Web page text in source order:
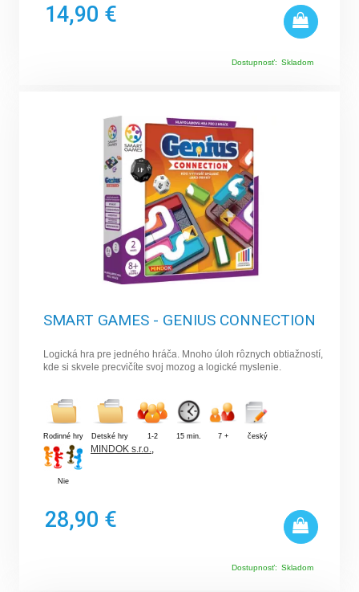
14,90 €
Dostupnosť: Skladom
SMART GAMES - GENIUS CONNECTION
Logická hra pre jedného hráča. Mnoho úloh rôznych obtiažností,
kde si skvele precvičíte svoj mozog a logické myslenie.
Rodinné hry Detské hry 1-2 15 min. 7 + český
Nie
MINDOK s.r.o.,
28,90 €
Dostupnosť: Skladom